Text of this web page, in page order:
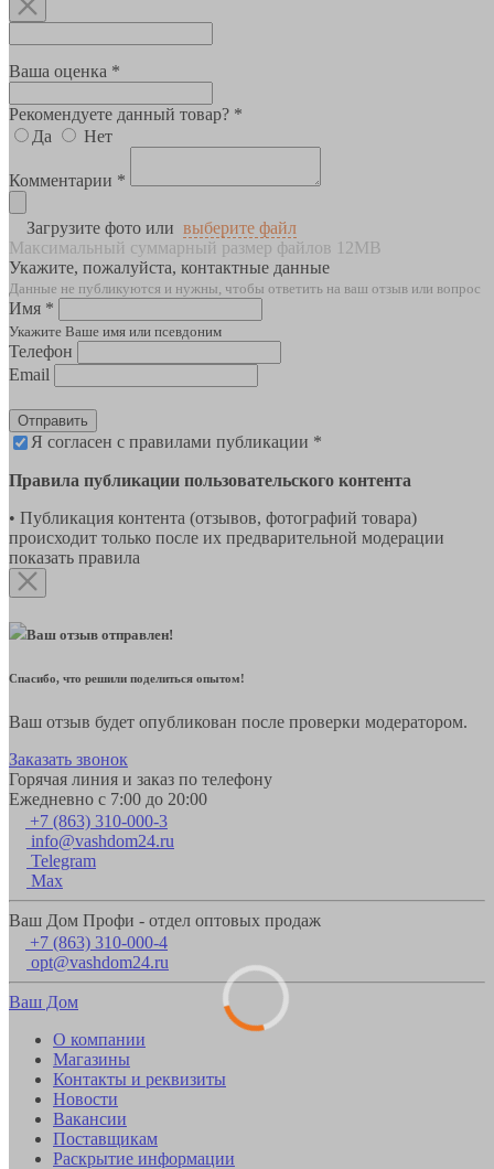
Ваша оценка *
Рекомендуете данный товар? *
Да
Нет
Комментарии *
Загрузите фото или выберите файл
Максимальный суммарный размер файлов 12MB
Укажите, пожалуйста, контактные данные
Данные не публикуются и нужны, чтобы ответить на ваш отзыв или вопрос
Имя *
Укажите Ваше имя или псевдоним
Телефон
Email
Отправить
Я согласен с правилами публикации *
Правила публикации пользовательского контента
• Публикация контента (отзывов, фотографий товара)
происходит только после их предварительной модерации
показать правила
Ваш отзыв отправлен!
Спасибо, что решили поделиться опытом!
Ваш отзыв будет опубликован после проверки модератором.
Заказать звонок
Горячая линия и заказ по телефону
Ежедневно с 7:00 до 20:00
+7 (863) 310-000-3
info@vashdom24.ru
Telegram
Max
Ваш Дом Профи - отдел оптовых продаж
+7 (863) 310-000-4
opt@vashdom24.ru
Ваш Дом
О компании
Магазины
Контакты и реквизиты
Новости
Вакансии
Поставщикам
Раскрытие информации